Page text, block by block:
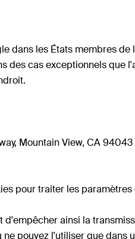
dans les États membres
des cas exceptionnels que
Mountain View, CA
pour traiter les paramètres
ainsi la
pouvez l'utiliser que dans